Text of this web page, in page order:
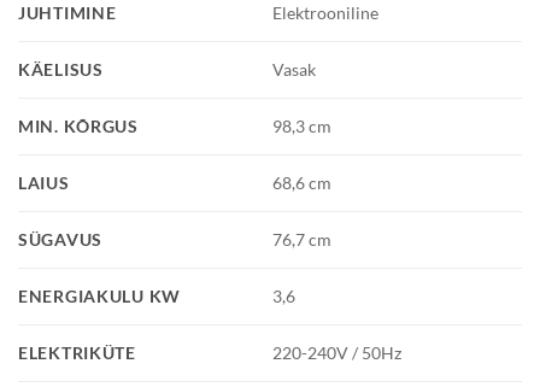
JUHTIMINE Elektrooniline
KÄELISUS Vasak
MIN. KÕRGUS 98,3 cm
LAIUS 68,6 cm
SÜGAVUS 76,7 cm
ENERGIAKULU KW 3,6
ELEKTRIKÜTE 220-240V / 50Hz